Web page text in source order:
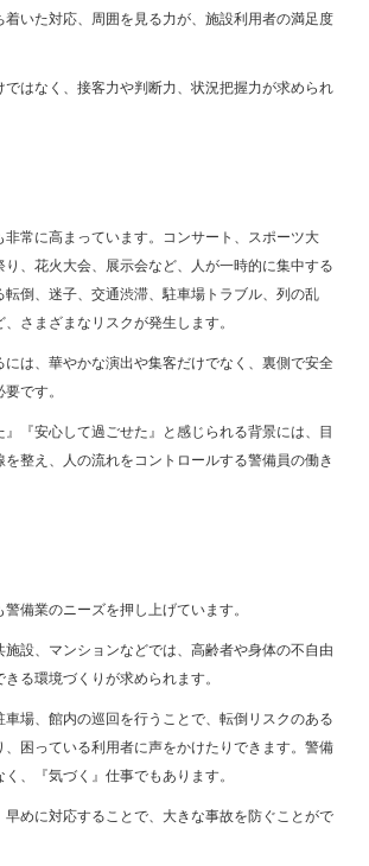
着いた対応、周囲を見る力が、施設利用者の満足度
ではなく、接客力や判断力、状況把握力が求められ
非常に高まっています。コンサート、スポーツ大
り、花火大会、展示会など、人が一時的に集中する
転倒、迷子、交通渋滞、駐車場トラブル、列の乱
さまざまなリスクが発生します。
には、華やかな演出や集客だけでなく、裏側で安全
です。
『安心して過ごせた』と感じられる背景には、目
整え、人の流れをコントロールする警備員の働き
備業のニーズを押し上げています。
施設、マンションなどでは、高齢者や身体の不自由
る環境づくりが求められます。
車場、館内の巡回を行うことで、転倒リスクのある
、困っている利用者に声をかけたりできます。警備
、『気づく』仕事でもあります。
早めに対応することで、大きな事故を防ぐことがで